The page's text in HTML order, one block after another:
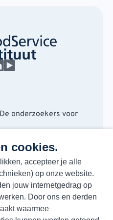
cookies.
accepteer je alle
op onze website.
jouw internetgedrag op
Door ons en derden
waarmee
onderzoekers voor
en outlooks